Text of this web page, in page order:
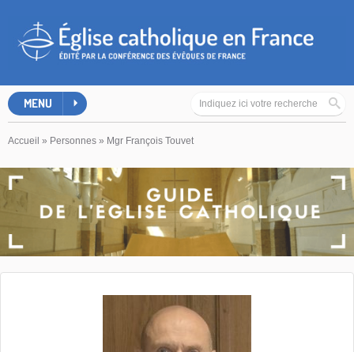
MENU
Accueil » Personnes » Mgr François Touvet